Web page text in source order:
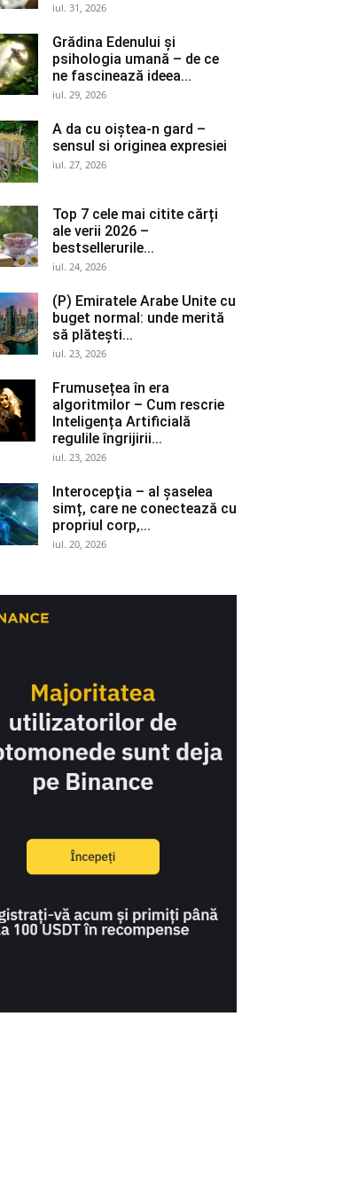
iul. 31, 2026
Grădina Edenului și
psihologia umană – de ce
ne fascinează ideea...
iul. 29, 2026
A da cu oiștea-n gard –
sensul si originea expresiei
iul. 27, 2026
Top 7 cele mai citite cărți
ale verii 2026 –
bestsellerurile...
iul. 24, 2026
(P) Emiratele Arabe Unite cu
buget normal: unde merită
să plătești...
iul. 23, 2026
Frumusețea în era
algoritmilor – Cum rescrie
Inteligența Artificială
regulile îngrijirii...
iul. 23, 2026
Interocepţia – al șaselea
simț, care ne conectează cu
propriul corp,...
iul. 20, 2026